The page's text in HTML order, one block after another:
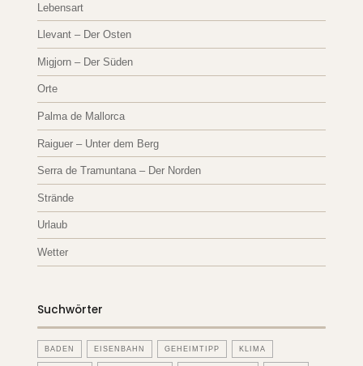
Lebensart
Llevant – Der Osten
Migjorn – Der Süden
Orte
Palma de Mallorca
Raiguer – Unter dem Berg
Serra de Tramuntana – Der Norden
Strände
Urlaub
Wetter
Suchwörter
BADEN EISENBAHN GEHEIMTIPP KLIMA